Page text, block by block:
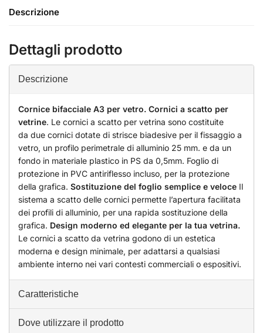
Descrizione
Dettagli prodotto
Descrizione
Cornice bifacciale A3 per vetro. Cornici a scatto per
vetrine. Le cornici a scatto per vetrina sono costituite
da due cornici dotate di strisce biadesive per il fissaggio a
vetro, un profilo perimetrale di alluminio 25 mm. e da un
fondo in materiale plastico in PS da 0,5mm. Foglio di
protezione in PVC antiriflesso incluso, per la protezione
della grafica. Sostituzione del foglio semplice e veloce Il
sistema a scatto delle cornici permette l’apertura facilitata
dei profili di alluminio, per una rapida sostituzione della
grafica. Design moderno ed elegante per la tua vetrina.
Le cornici a scatto da vetrina godono di un estetica
moderna e design minimale, per adattarsi a qualsiasi
ambiente interno nei vari contesti commerciali o espositivi.
Caratteristiche
Dove utilizzare il prodotto